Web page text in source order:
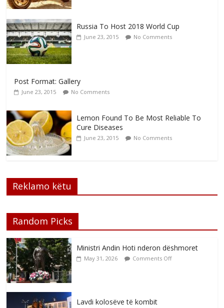
Russia To Host 2018 World Cup
June 23, 2015 No Comments
Post Format: Gallery
June 23, 2015 No Comments
Lemon Found To Be Most Reliable To
Cure Diseases
June 23, 2015 No Comments
Reklamo këtu
Random Picks
Ministri Andin Hoti nderon dëshmoret
May 31, 2026 Comments Off
Lavdi kolosëve të kombit